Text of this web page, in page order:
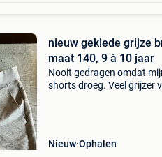
nieuw geklede grijze
maat 140, 9 à 10 jaar
Nooit gedragen omdat
shorts droeg. Veel grijzer
Nieuw Ophalen